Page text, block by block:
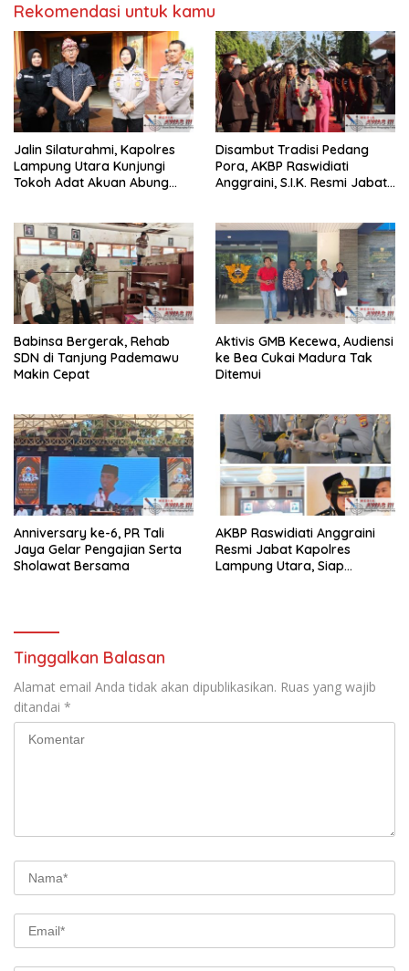
Rekomendasi untuk kamu
Jalin Silaturahmi, Kapolres
Lampung Utara Kunjungi
Tokoh Adat Akuan Abung
Disambut Tradisi Pedang
Pora, AKBP Raswidiati
Anggraini, S.I.K. Resmi Jabat
Babinsa Bergerak, Rehab
SDN di Tanjung Pademawu
Makin Cepat
Aktivis GMB Kecewa, Audiensi
ke Bea Cukai Madura Tak
Ditemui
Anniversary ke-6, PR Tali
Jaya Gelar Pengajian Serta
Sholawat Bersama
AKBP Raswidiati Anggraini
Resmi Jabat Kapolres
Lampung Utara, Siap
Tinggalkan Balasan
Alamat email Anda tidak akan dipublikasikan. Ruas yang wajib
ditandai *